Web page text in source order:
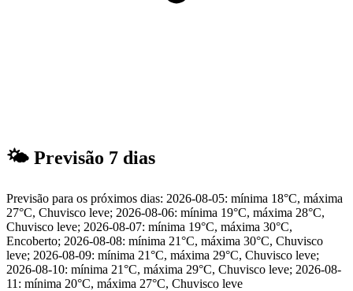
🌤 Previsão 7 dias
Previsão para os próximos dias: 2026-08-05: mínima 18°C, máxima
27°C, Chuvisco leve; 2026-08-06: mínima 19°C, máxima 28°C,
Chuvisco leve; 2026-08-07: mínima 19°C, máxima 30°C,
Encoberto; 2026-08-08: mínima 21°C, máxima 30°C, Chuvisco
leve; 2026-08-09: mínima 21°C, máxima 29°C, Chuvisco leve;
2026-08-10: mínima 21°C, máxima 29°C, Chuvisco leve; 2026-08-
11: mínima 20°C, máxima 27°C, Chuvisco leve